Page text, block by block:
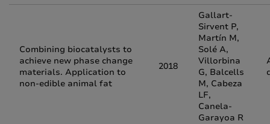
Combining biocatalysts to
achieve new phase change
materials. Application to
non-edible animal fat
2018
Gallart-
Sirvent P,
Martín M,
Solé A,
Villorbina
G, Balcells
M, Cabeza
LF,
Canela-
Garayoa R